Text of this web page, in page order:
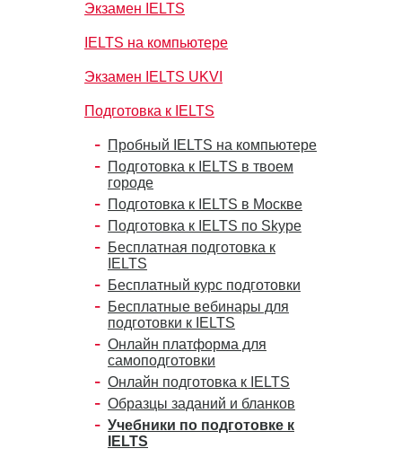
Экзамен IELTS
IELTS на компьютере
Экзамен IELTS UKVI
Подготовка к IELTS
Пробный IELTS на компьютере
Подготовка к IELTS в твоем
городе
Подготовка к IELTS в Москве
Подготовка к IELTS по Skype
Бесплатная подготовка к
IELTS
Бесплатный курс подготовки
Бесплатные вебинары для
подготовки к IELTS
Онлайн платформа для
самоподготовки
Онлайн подготовка к IELTS
Образцы заданий и бланков
Учебники по подготовке к
IELTS